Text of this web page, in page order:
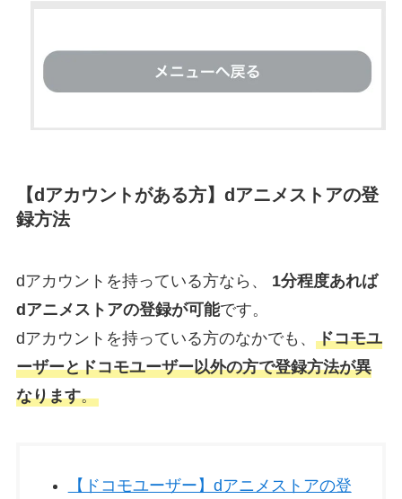
【dアカウントがある方】dアニメストアの登
録方法
dアカウントを持っている方なら、 1分程度あれば
dアニメストアの登録が可能です。
dアカウントを持っている方のなかでも、 ドコモユ
ーザーとドコモユーザー以外の方で登録方法が異
なります。
【ドコモユーザー】dアニメストアの登